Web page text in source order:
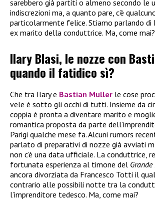
sarebbero già partiti o almeno secondo le
indiscrezioni ma, a quanto pare, c’è
particolarmente felice. Stiamo parlando di
ex marito della conduttrice. Ma, come mai?
Ilary Blasi, le nozze con
quando il fatidico sì?
Che tra Ilary e Bastian Muller le cose
vele è sotto gli occhi di tutti. Insieme da
coppia è pronta a diventare marito e
romantica proposta da parte
Parigi qualche mese fa. Alcuni rumors
parlato di preparativi di nozze già avviati
non c’è una data ufficiale. La conduttrice,
fortunata esperienza al timone del
ancora divorziata da Francesco Totti il
contrario alle possibili notte tra la
l’imprenditore tedesco. Ma, come mai?